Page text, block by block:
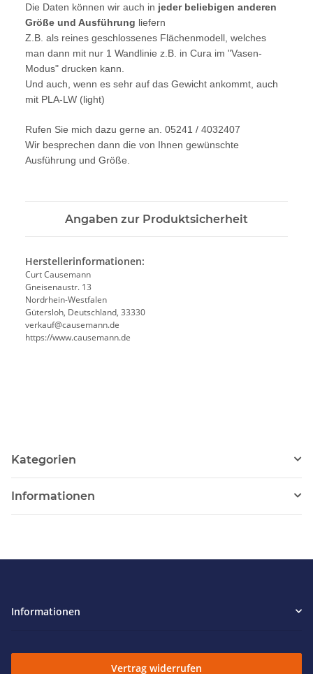
Die Daten können wir auch in jeder beliebigen anderen
Größe und Ausführung liefern
Z.B. als reines geschlossenes Flächenmodell, welches
man dann mit nur 1 Wandlinie z.B. in Cura im "Vasen-
Modus" drucken kann.
Und auch, wenn es sehr auf das Gewicht ankommt, auch
mit PLA-LW (light)
Rufen Sie mich dazu gerne an. 05241 / 4032407
Wir besprechen dann die von Ihnen gewünschte
Ausführung und Größe.
Angaben zur Produktsicherheit
Herstellerinformationen:
Curt Causemann
Gneisenaustr. 13
Nordrhein-Westfalen
Gütersloh, Deutschland, 33330
verkauf@causemann.de
https://www.causemann.de
Kategorien
Informationen
Informationen
Vertrag widerrufen